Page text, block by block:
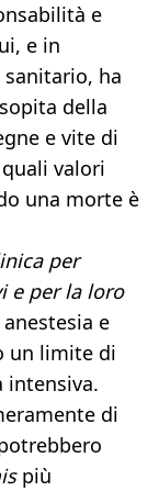
e
e in
ha
della
e vite di
valori
una morte è
per
e per la loro
e
un limite di
intensiva.
di
più